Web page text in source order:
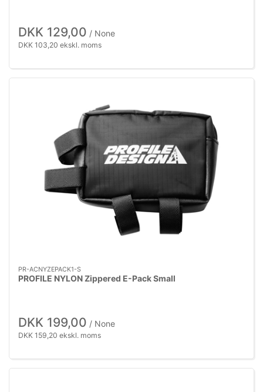
DKK 129,00 / None
DKK 103,20 ekskl. moms
PR-ACNYZEPACK1-S
PROFILE NYLON Zippered E-Pack Small
DKK 199,00 / None
DKK 159,20 ekskl. moms